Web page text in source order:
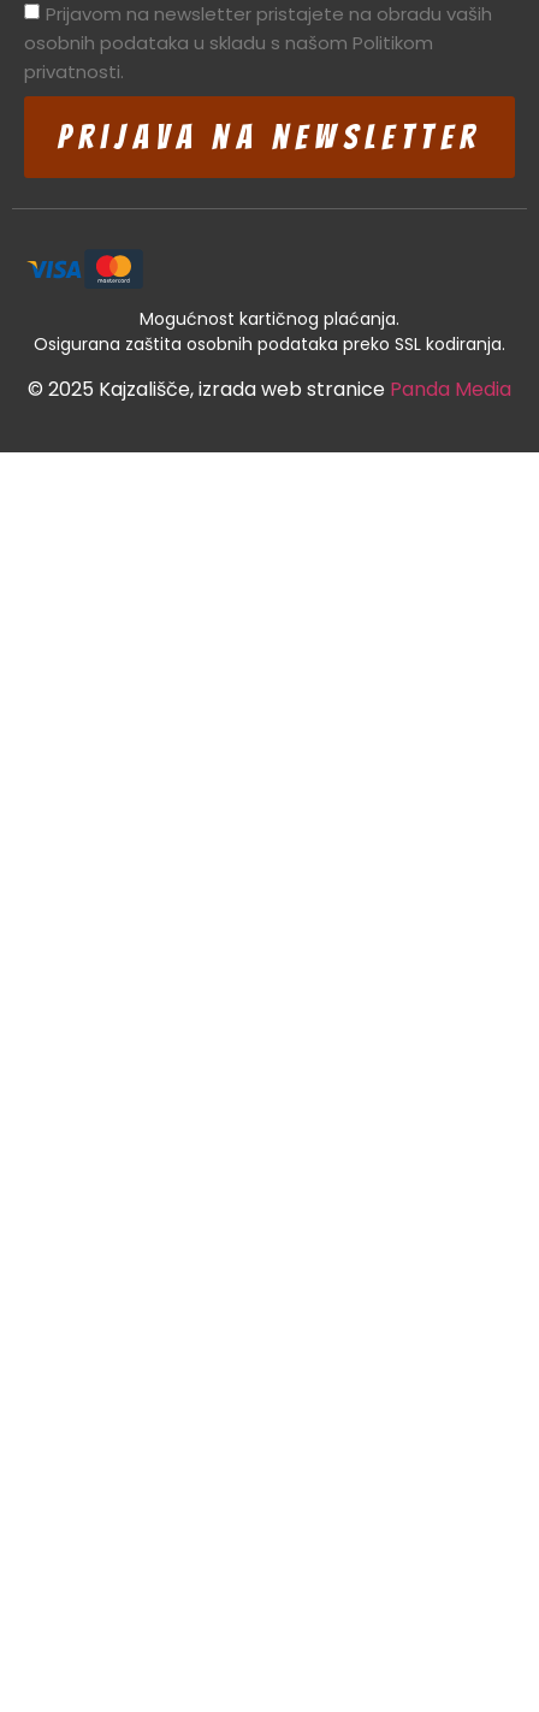
Prijavom na newsletter pristajete na obradu vaših
osobnih podataka u skladu s našom Politikom
privatnosti.
Prijava na newsletter
© 2025 Kajzališče, izrada web stranice Panda Media
Mogućnost kartičnog plaćanja.
Osigurana zaštita osobnih podataka preko SSL kodiranja.